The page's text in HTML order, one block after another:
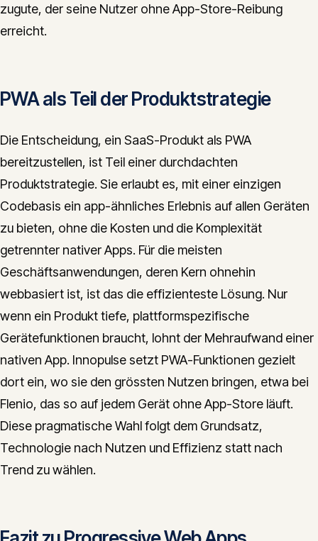
zugute, der seine Nutzer ohne App-Store-Reibung
erreicht.
PWA als Teil der Produktstrategie
Die Entscheidung, ein SaaS-Produkt als PWA
bereitzustellen, ist Teil einer durchdachten
Produktstrategie. Sie erlaubt es, mit einer einzigen
Codebasis ein app-ähnliches Erlebnis auf allen Geräten
zu bieten, ohne die Kosten und die Komplexität
getrennter nativer Apps. Für die meisten
Geschäftsanwendungen, deren Kern ohnehin
webbasiert ist, ist das die effizienteste Lösung. Nur
wenn ein Produkt tiefe, plattformspezifische
Gerätefunktionen braucht, lohnt der Mehraufwand einer
nativen App. Innopulse setzt PWA-Funktionen gezielt
dort ein, wo sie den grössten Nutzen bringen, etwa bei
Flenio, das so auf jedem Gerät ohne App-Store läuft.
Diese pragmatische Wahl folgt dem Grundsatz,
Technologie nach Nutzen und Effizienz statt nach
Trend zu wählen.